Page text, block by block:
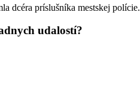
dcéra príslušníka mestskej
udalostí?